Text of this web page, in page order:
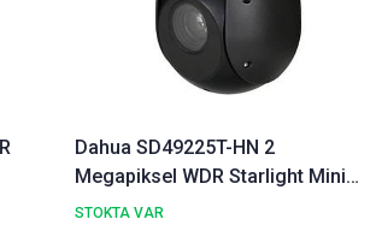
Dahua SD49225T-HN 2
Megapiksel WDR Starlight Mini
Speed Dome IP Kamera
STOKTA VAR